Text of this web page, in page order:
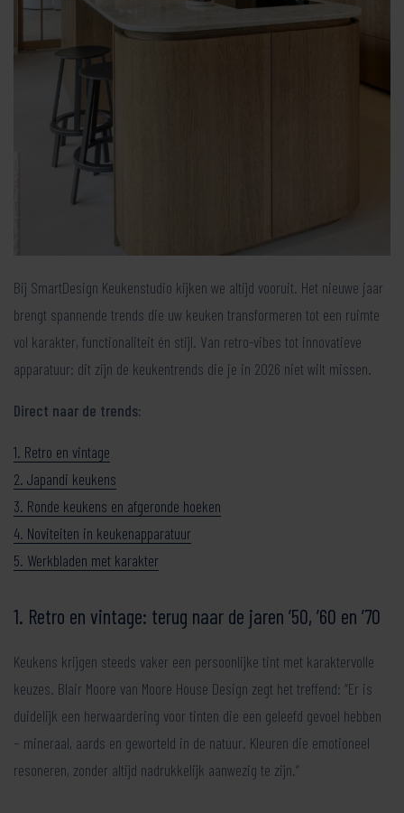
Bij SmartDesign Keukenstudio kijken we altijd vooruit. Het nieuwe jaar
brengt spannende trends die uw keuken transformeren tot een ruimte
vol karakter, functionaliteit én stijl. Van retro-vibes tot innovatieve
apparatuur: dit zijn de keukentrends die je in 2026 niet wilt missen.
Direct naar de trends:
1. Retro en vintage
2. Japandi keukens
3. Ronde keukens en afgeronde hoeken
4. Noviteiten in keukenapparatuur
5. Werkbladen met karakter
1. Retro en vintage: terug naar de jaren ’50, ’60 en ’70
Keukens krijgen steeds vaker een persoonlijke tint met karaktervolle
keuzes. Blair Moore van Moore House Design zegt het treffend: “Er is
duidelijk een herwaardering voor tinten die een geleefd gevoel hebben
– mineraal, aards en geworteld in de natuur. Kleuren die emotioneel
resoneren, zonder altijd nadrukkelijk aanwezig te zijn.”